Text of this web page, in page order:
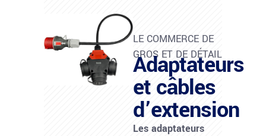
LE COMMERCE DE
GROS ET DE DÉTAIL
Adaptateurs
et câbles
d’extension
Les adaptateurs